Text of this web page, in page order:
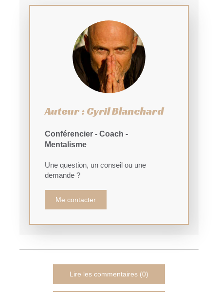
Auteur : Cyril Blanchard
Conférencier - Coach -
Mentalisme
Une question, un conseil ou une
demande ?
Me contacter
Lire les commentaires (0)